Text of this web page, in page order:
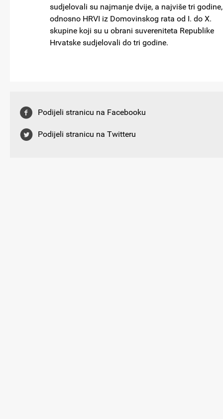
sudjelovali su najmanje dvije, a najviše tri godine,
odnosno HRVI iz Domovinskog rata od I. do X.
skupine koji su u obrani suvereniteta Republike
Hrvatske sudjelovali do tri godine.
Podijeli stranicu na Facebooku
Podijeli stranicu na Twitteru